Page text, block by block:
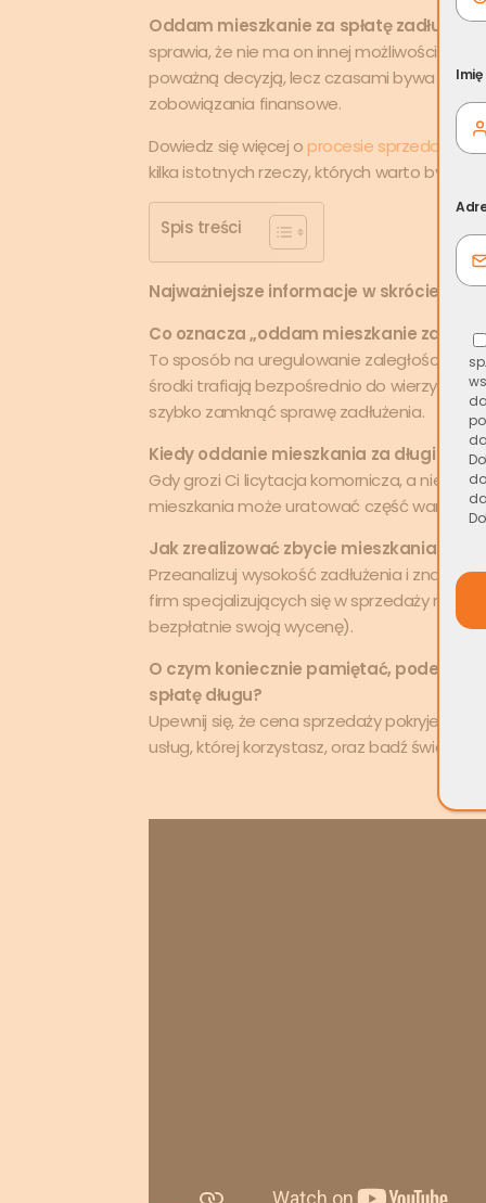
Oddam mieszkanie za spłatę zadłużenia
sprawia, że nie ma on innej możliwości, na
poważną decyzją, lecz czasami bywa tą
zobowiązania finansowe.
Dowiedz się więcej oprocesie sprzedaży
kilka istotnych rzeczy, których warto być
Spis treści
Najważniejsze informacje w skrócie:
Co oznacza „oddam mieszkanie za
To sposób na uregulowanie zaległości
środki trafiają bezpośrednio do wierzycieli.
szybko zamknąć sprawę zadłużenia.
Kiedy oddanie mieszkania za długi
Gdy grozi Ci licytacja komornicza, a nie
mieszkania może uratować część wartości
Jak zrealizować zbycie mieszkania w
Przeanalizuj wysokość zadłużenia i znajdź
firm specjalizujących się w sprzedaży
bezpłatnie swoją wycenę).
O czym koniecznie pamiętać,
spłatę długu?
Upewnij się, że cena sprzedaży pokryje
usług, której korzystasz, oraz badź
Imię